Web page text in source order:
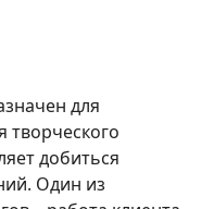
для
творческого
добиться
Один из